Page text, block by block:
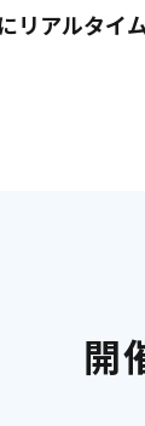
アルタイ
開